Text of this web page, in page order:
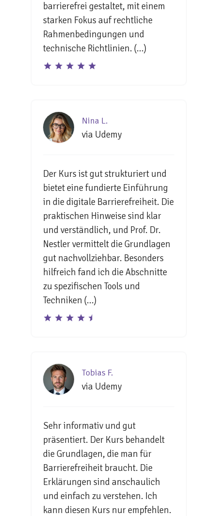
barrierefrei gestaltet, mit einem
starken Fokus auf rechtliche
Rahmenbedingungen und
technische Richtlinien. (...)
Nina L.
via Udemy
Der Kurs ist gut strukturiert und
bietet eine fundierte Einführung
in die digitale Barrierefreiheit. Die
praktischen Hinweise sind klar
und verständlich, und Prof. Dr.
Nestler vermittelt die Grundlagen
gut nachvollziehbar. Besonders
hilfreich fand ich die Abschnitte
zu spezifischen Tools und
Techniken (...)
Tobias F.
via Udemy
Sehr informativ und gut
präsentiert. Der Kurs behandelt
die Grundlagen, die man für
Barrierefreiheit braucht. Die
Erklärungen sind anschaulich
und einfach zu verstehen. Ich
kann diesen Kurs nur empfehlen.